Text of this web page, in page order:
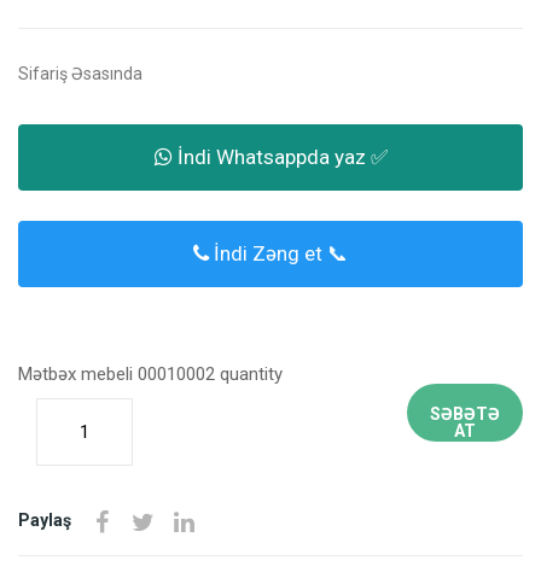
Sifariş Əsasında
İndi Whatsappda yaz ✅
İndi Zəng et 📞
Mətbəx mebeli 00010002 quantity
SƏBƏTƏ
AT
Paylaş